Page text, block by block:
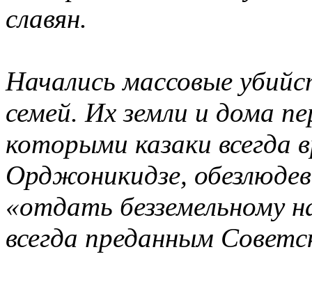
славян.
Начались массовые
семей. Их земли и дома
которыми казаки всегда
Орджоникидзе,
«отдать безземельному
всегда преданным